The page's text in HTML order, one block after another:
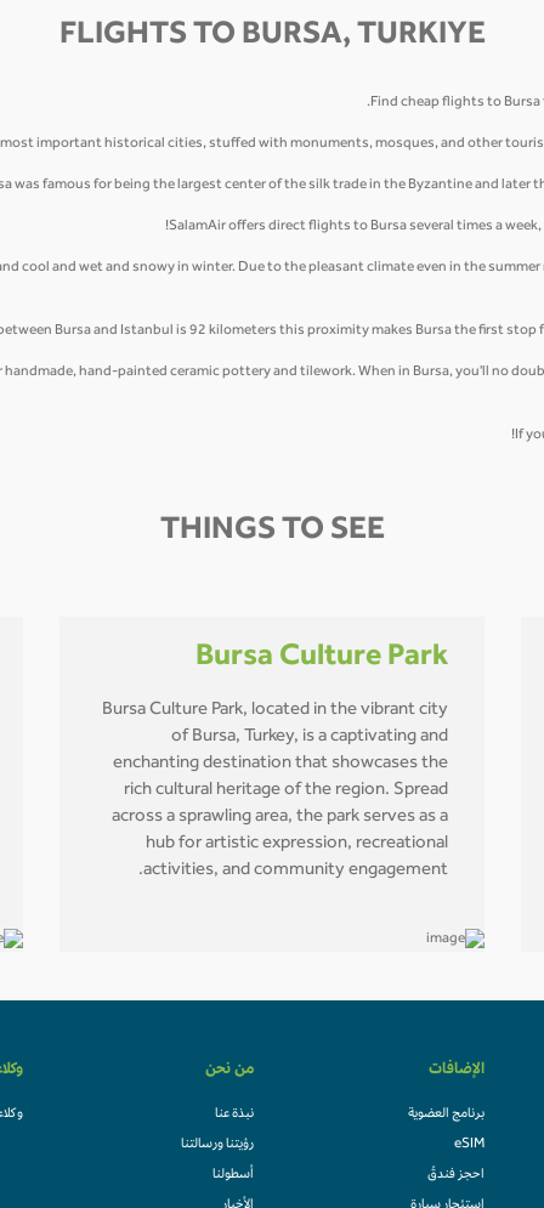
FLIGHTS TO BURSA, TURKIYE
Find cheap flights to
most important historical cities, stuffed with monuments, mosques, and other
was famous for being the largest center of the silk trade in the Byzantine and later
SalamAir offers direct flights to Bursa several times a
cool and wet and snowy in winter. Due to the pleasant climate even in the
Bursa and Istanbul is 92 kilometers this proximity makes Bursa the first
handmade, hand-painted ceramic pottery and tilework. When in Bursa, you'll no
If
THINGS TO SEE
Bursa Culture Park
Bursa Culture Park, located in the vibrant city
of Bursa, Turkey, is a captivating and
enchanting destination that showcases the
rich cultural heritage of the region. Spread
across a sprawling area, the park serves as a
hub for artistic expression, recreational
activities, and community engagement.
الإضافات
برنامج العضوية
eSIM
احجز فندقً
من نحن
نبذة عنا
رؤيتنا ورسالتنا
أسطولنا